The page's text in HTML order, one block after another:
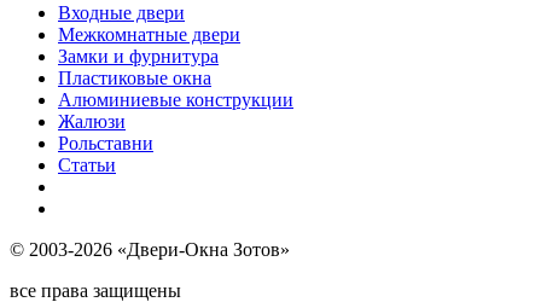
Входные двери
Межкомнатные двери
Замки и фурнитура
Пластиковые окна
Алюминиевые конструкции
Жалюзи
Рольставни
Статьи
© 2003-2026 «Двери-Окна Зотов»
все права защищены